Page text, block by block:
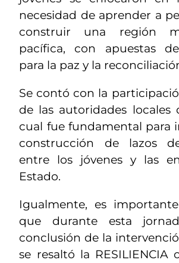
necesidad de aprender a
construir una región
pacífica, con apuestas
para la paz y la
Se contó con la
de las autoridades locales
cual fue fundamental para
construcción de lazos
entre los jóvenes y las
Estado.
Igualmente, es
que durante esta
conclusión de la
se resaltó la RESILIENCIA